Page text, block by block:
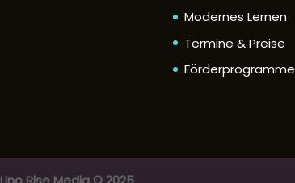
Modernes Lernen
Termine & Preise
Förderprogramme